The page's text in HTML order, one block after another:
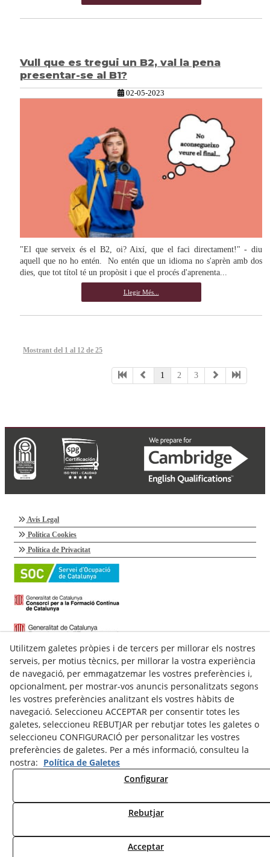
Vull que es tregui un B2, val la pena
presentar-se al B1?
02-05-2023
"El que serveix és el B2, oi? Així, que el faci directament!" - diu
aquell que no ho entén. No entén que un idioma no s'aprèn amb dos
dies, que tot títol té un propòsit i que el procés d'aprenenta...
Llegir Més...
Mostrant del 1 al 12 de 25
1 2 3
Avís Legal
Política Cookies
Política de Privacitat
C/ Talladell, 7-9 Baixos
Espanya
973 311 143
Utilitzem galetes pròpies i de tercers per millorar els nostres
serveis, per motius tècnics, per millorar la vostra experiència
de navegació, per emmagatzemar les vostres preferències i,
opcionalment, per mostrar-vos anuncis personalitzats segons
les vostres preferències analitzant els vostres hàbits de
navegació. Seleccioneu ACCEPTAR per consentir totes les
galetes, seleccioneu REBUTJAR per rebutjar totes les galetes o
seleccioneu CONFIGURACIÓ per personalitzar les vostres
preferències de galetes. Per a més informació, consulteu la
nostra: Política de Galetes
Configurar
Rebutjar
Acceptar